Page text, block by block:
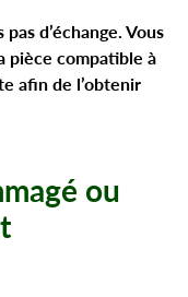
d’échange. Vous
pièce compatible à
afin de l’obtenir
ou